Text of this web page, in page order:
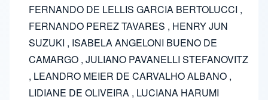
FERNANDO DE LELLIS GARCIA BERTOLUCCI ,
FERNANDO PEREZ TAVARES , HENRY JUN
SUZUKI , ISABELA ANGELONI BUENO DE
CAMARGO , JULIANO PAVANELLI STEFANOVITZ
, LEANDRO MEIER DE CARVALHO ALBANO ,
LIDIANE DE OLIVEIRA , LUCIANA HARUMI